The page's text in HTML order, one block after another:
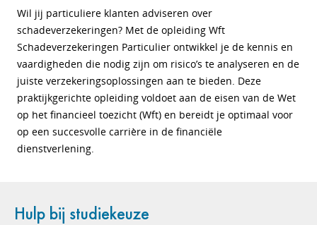
Wil jij particuliere klanten adviseren over
schadeverzekeringen? Met de opleiding Wft
Schadeverzekeringen Particulier ontwikkel je de kennis en
vaardigheden die nodig zijn om risico’s te analyseren en de
juiste verzekeringsoplossingen aan te bieden. Deze
praktijkgerichte opleiding voldoet aan de eisen van de Wet
op het financieel toezicht (Wft) en bereidt je optimaal voor
op een succesvolle carrière in de financiële
dienstverlening.
Hulp bij studiekeuze